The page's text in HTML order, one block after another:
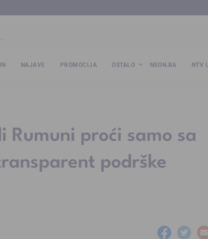
NAJAVE PROMOCIJA OSTALO NEON.BA NTV
Rumuni proći samo sa
podrške